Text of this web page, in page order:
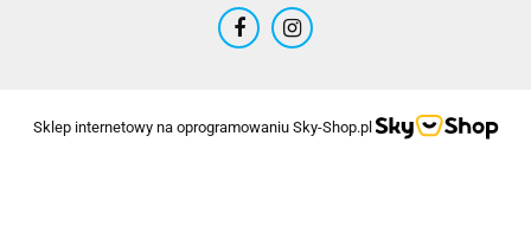
Sklep internetowy na oprogramowaniu Sky-Shop.pl